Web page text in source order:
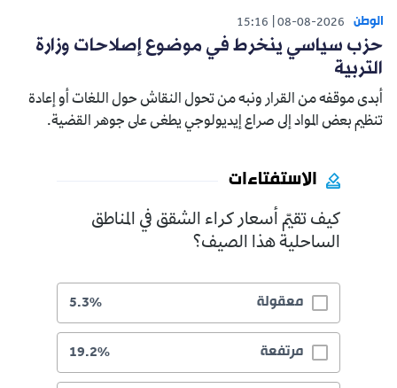
الوطن 08-08-2026
15:16
حزب سياسي ينخرط في موضوع إصلاحات وزارة
التربية
أبدى موقفه من القرار ونبه من تحول النقاش حول اللغات أو إعادة
تنظيم بعض المواد إلى صراع إيديولوجي يطغى على جوهر القضية.
الاستفتاءات
كيف تقيّم أسعار كراء الشقق في المناطق
الساحلية هذا الصيف؟
معقولة 5.3%
مرتفعة 19.2%